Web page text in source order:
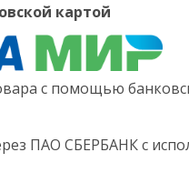
картой
с помощью
ПАО СБЕРБАНК с